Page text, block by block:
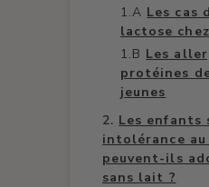
Les cas
lactose
Les
protéines
jeunes
Les enfants
intolérance
peuvent-ils
sans lait ?